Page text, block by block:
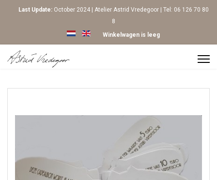
Last Update:October 2024 | Atelier Astrid Vredegoor | Tel: 06 126 70 80
8
Selecteer de taalWinkelwagen is leeg